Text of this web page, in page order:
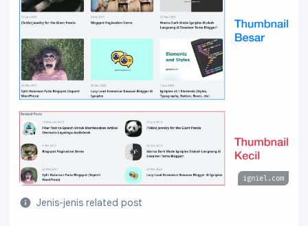
Jenis-jenis related post
igniel.com
QRIS
Bank BCA
Bank Jago